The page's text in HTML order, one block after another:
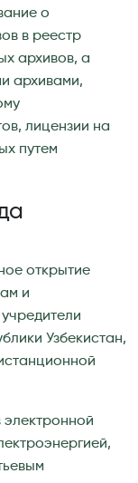
о
в реестр
архивов, а
архивами,
лицензии на
путем
открытие
и
Узбекистан,